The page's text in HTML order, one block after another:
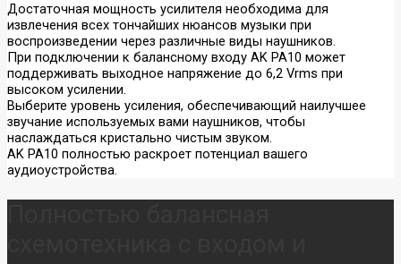
Достаточная мощность усилителя необходима для
извлечения всех тончайших нюансов музыки при
воспроизведении через различные виды наушников.
При подключении к балансному входу AK PA10 может
поддерживать выходное напряжение до 6,2 Vrms при
высоком усилении.
Выберите уровень усиления, обеспечивающий наилучшее
звучание используемых вами наушников, чтобы
наслаждаться кристально чистым звуком.
AK PA10 полностью раскроет потенциал вашего
аудиоустройства.